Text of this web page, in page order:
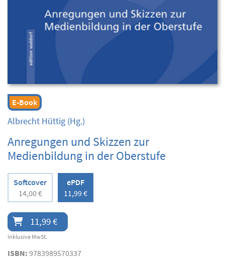
E-Book
Albrecht Hüttig (Hg.)
Anregungen und Skizzen zur
Medienbildung in der Oberstufe
Softcover
14,00 €
ePDF
11,99 €
11,99 €
inklusive MwSt.
ISBN: 9783989570337